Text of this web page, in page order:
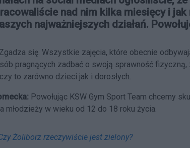
nad nim kilka miesięcy i
najważniejszych działań.
Zgadza się. Wszystkie zajęcia, które obecnie
pragnących zadbać o swoją sprawność
to zarówno dzieci jak i dorosłych.
Powołując KSW Gym Sport Team chcemy
młodzieży w wieku od 12 do 18 roku życia.
Żoliborz rzeczywiście jest zielony?